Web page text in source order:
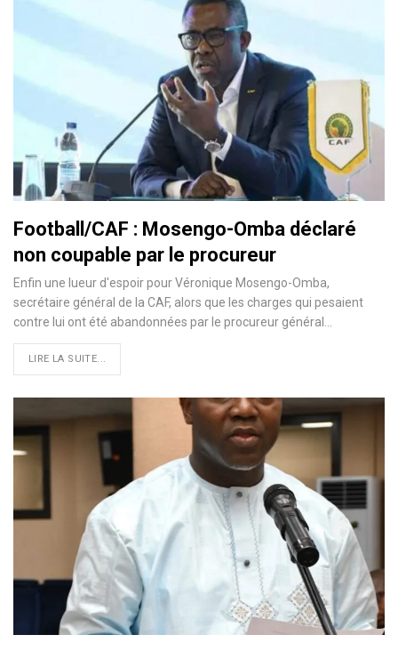
Football/CAF : Mosengo-Omba déclaré
non coupable par le procureur
Enfin une lueur d'espoir pour Véronique Mosengo-Omba,
secrétaire général de la CAF, alors que les charges qui pesaient
contre lui ont été abandonnées par le procureur général…
LIRE LA SUITE...